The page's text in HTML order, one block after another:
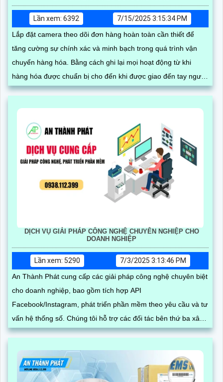
Lần xem: 6392
7/15/2025 3:15:34 PM
Lắp đặt camera theo dõi đơn hàng hoàn toàn cần thiết để
tăng cường sự chính xác và minh bạch trong quá trình vận
chuyển hàng hóa. Bằng cách ghi lại mọi hoạt động từ khi
hàng hóa được chuẩn bị cho đến khi được giao đến tay người
nhận, camera sẽ giúp bạn tránh được các sai sót có thể xảy
DỊCH VỤ GIẢI PHÁP CÔNG NGHỆ CHUYÊN NGHIỆP CHO
DOANH NGHIỆP
Lần xem: 5290
7/3/2025 3:13:46 PM
An Thành Phát cung cấp các giải pháp công nghệ chuyên biệt
cho doanh nghiệp, bao gồm tích hợp API
Facebook/Instagram, phát triển phần mềm theo yêu cầu và tư
vấn hệ thống số. Chúng tôi hỗ trợ các đối tác bên thứ ba xây
dựng, vận hành và mở rộng hệ thống trên nền tảng mạng xã
hàng hiệu quả trong thời đại số